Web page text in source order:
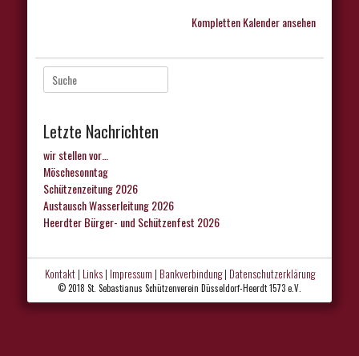
Kompletten Kalender ansehen
Suche
nach:
Letzte Nachrichten
wir stellen vor…
Möschesonntag
Schützenzeitung 2026
Austausch Wasserleitung 2026
Heerdter Bürger- und Schützenfest 2026
Kontakt| Links| Impressum | Bankverbindung| Datenschutzerklärung
© 2018 St. Sebastianus Schützenverein Düsseldorf-Heerdt 1573 e.V.